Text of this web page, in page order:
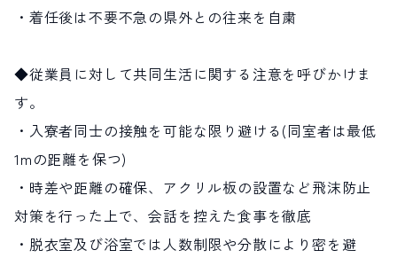
・着任後は不要不急の県外との往来を自粛
◆従業員に対して共同生活に関する注意を呼びかけま
す。
・入寮者同士の接触を可能な限り避ける(同室者は最低
1mの距離を保つ)
・時差や距離の確保、アクリル板の設置など飛沫防止
対策を行った上で、会話を控えた食事を徹底
・脱衣室及び浴室では人数制限や分散により密を避